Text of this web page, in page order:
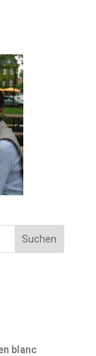
Suchen
blanc